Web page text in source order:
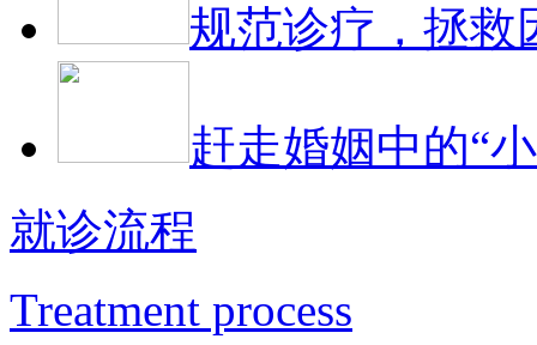
规范诊疗，拯救
赶走婚姻中的“
就诊流程
Treatment process